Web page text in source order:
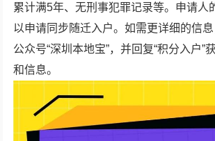
累计满5年、无刑事犯罪记录等。申请人
以申请同步随迁入户。如需更详细的信
公众号“深圳本地宝”，并回复“积分入户”
和信息。